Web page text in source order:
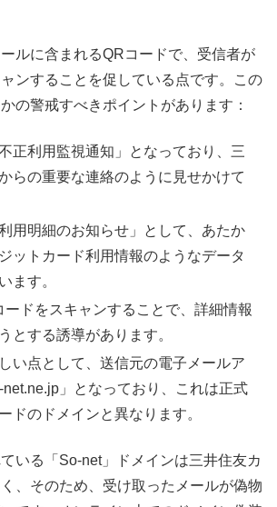
ルに含まれるQRコードで、受信者が
ンすることを促している点です。この
の警戒すべきポイントがあります：
正利用監視通知」となっており、三
らの重要な連絡のように見せかけて
用明細のお知らせ」として、あたか
ットカード利用情報のようなデータ
ます。
ードをスキャンすることで、詳細情報
とする誘導があります。
い点として、送信元の電子メールア
net.ne.jp」となっており、これは正式
ドのドメインと異なります。
いる「So-net」ドメインは三井住友カ
、そのため、受け取ったメールが偽物